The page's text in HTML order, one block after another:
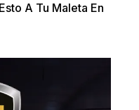
A Tu Maleta En